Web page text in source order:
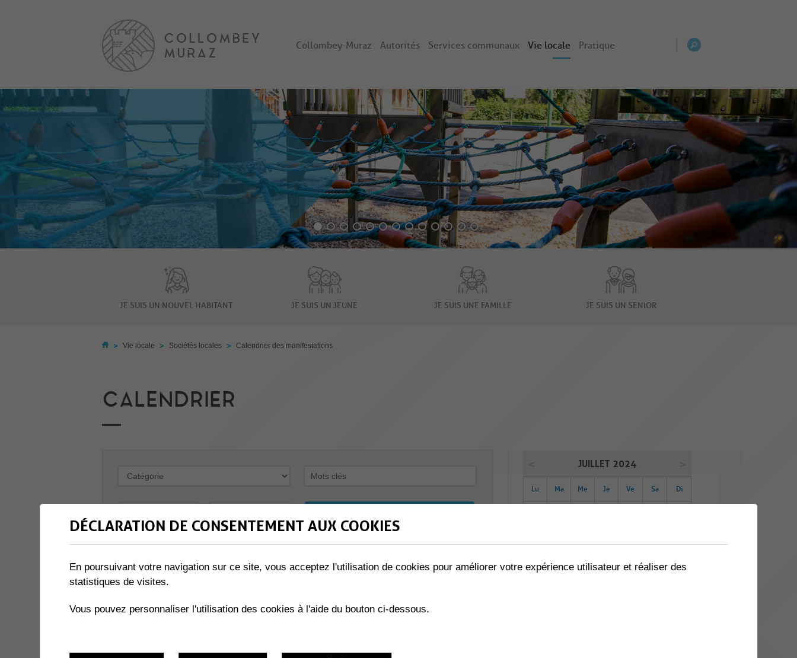
Collombey-Muraz Autorités Services communaux Vie locale Pratique
JE SUIS UN NOUVEL HABITANT JE SUIS UN JEUNE JE SUIS UNE FAMILLE JE SUIS UN SENIOR
> Vie locale > Sociétés locales > Calendrier des manifestations
CALENDRIER
18
DEC.
SÉANCE DU CONSEIL GÉNÉRAL
Salle Multiactivités à Muraz Lundi 18 Décembre 2023
JUILLET 2024
Lu Ma Me Je Ve Sa Di
15 16 17 18 19 20 21
DÉCLARATION DE CONSENTEMENT AUX COOKIES
En poursuivant votre navigation sur ce site, vous acceptez l'utilisation de cookies pour améliorer votre expérience utilisateur et réaliser des
statistiques de visites.
Vous pouvez personnaliser l'utilisation des cookies à l'aide du bouton ci-dessous.